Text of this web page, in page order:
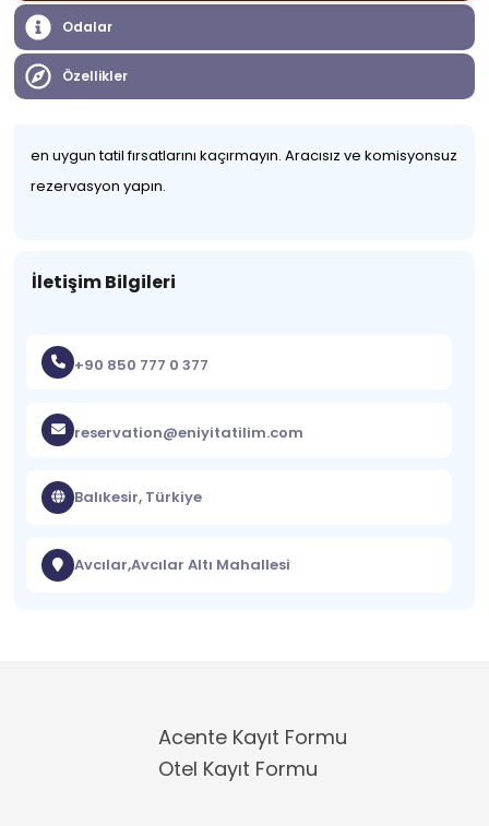
Odalar
Özellikler
en uygun tatil fırsatlarını kaçırmayın. Aracısız ve komisyonsuz
rezervasyon yapın.
İletişim Bilgileri
+90 850 777 0 377
reservation@eniyitatilim.com
Balıkesir, Türkiye
Avcılar,Avcılar Altı Mahallesi
Acente Kayıt Formu
Otel Kayıt Formu